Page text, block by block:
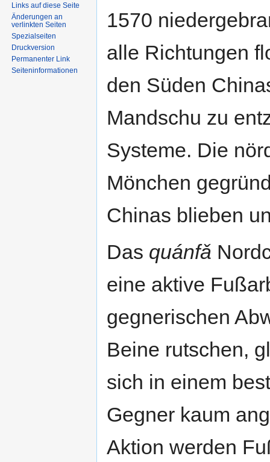
1570
alle Richtungen
den Süden
Mandschu zu
Systeme. Die
Mönchen
Chinas blieben
Das quánfǎ
eine aktive
gegnerischen
Beine rutschen,
sich in einem
Gegner kaum
Aktion werden
Links auf diese Seite
Änderungen an
verlinkten Seiten
Spezialseiten
Druckversion
Permanenter Link
Seiten­informationen